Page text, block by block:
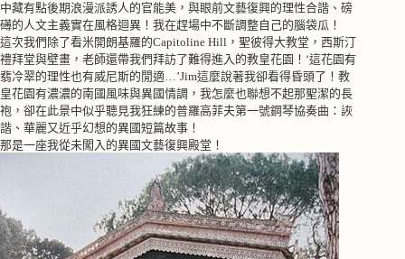
中藏有點後期浪漫派誘人的官能美，與眼前文藝復興的理性合諧、磅
礡的人文主義實在風格迴異！我在趕場中不斷調整自己的腦袋瓜！
這次我們除了看米開朗基羅的Capitoline Hill ，聖彼得大教堂，西斯汀
禮拜堂與壁畫，老師還帶我們拜訪了難得進入的教皇花園！‘這花園有
翡冷翠的理性也有威尼斯的閒適…’Jim這麼說著我卻看得昏頭了！教
皇花園有濃濃的南國風味與異國情調，我怎麼也聯想不起那聖潔的長
袍，卻在此景中似乎聽見我狂練的普羅高菲夫第一號鋼琴協奏曲：詼
諧、華麗又近乎幻想的異國短篇故事！
那是一座我從未闖入的異國文藝復興殿堂！